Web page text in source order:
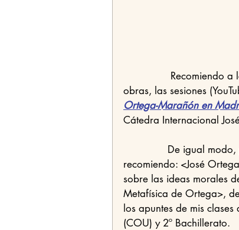
obras, las sesiones
Ortega-Marañón en
Cátedra Internacional
recomiendo: <José
sobre las ideas morales
Metafísica de Ortega>,
los apuntes de mis
(COU) y 2º Bachillerato.